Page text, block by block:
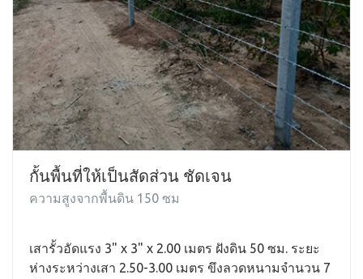
กั้นพื้นที่ให้เป็นสัดส่วน ชัดเจน
ความสูงจากพื้นดิน 150 ซม
เสารั้วอัดแรง 3" x 3" x 2.00 เมตร ฝังดิน 50 ซม. ระยะ
ห่างระหว่างเสา 2.50-3.00 เมตร ขึงลวดหนามจำนวน 7